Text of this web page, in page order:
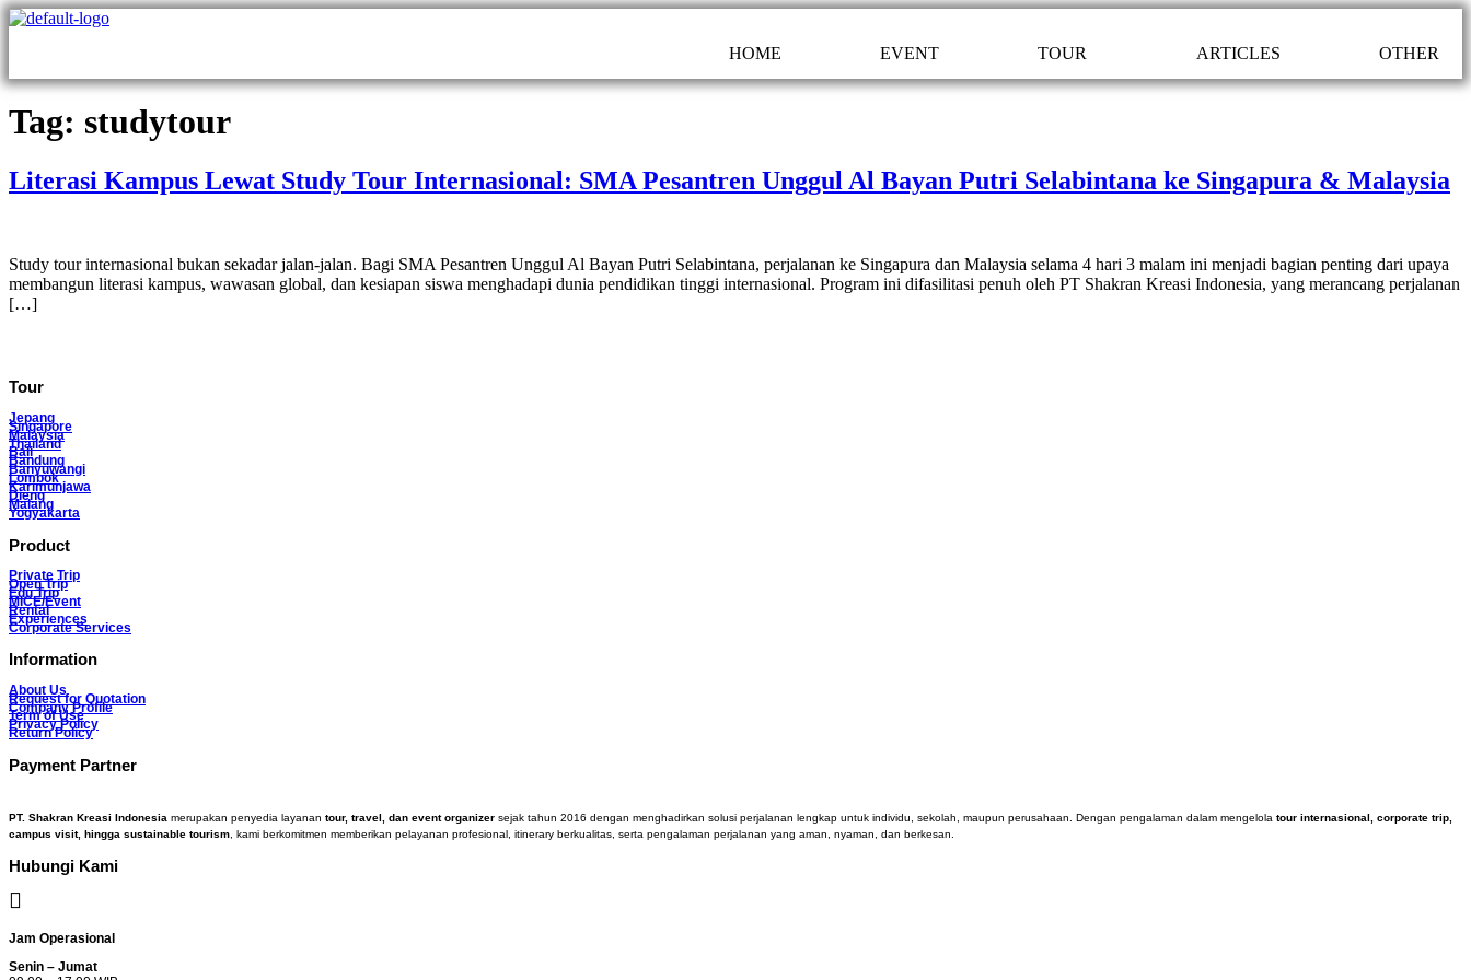
HOME EVENT TOUR ARTICLES OTHER
Tag: studytour
Literasi Kampus Lewat Study Tour Internasional: SMA Pesantren Unggul Al Bayan Putri Selabintana ke Singapura & Malaysia
Study tour internasional bukan sekadar jalan-jalan. Bagi SMA Pesantren Unggul Al Bayan Putri Selabintana, perjalanan ke Singapura dan Malaysia selama 4 hari 3 malam ini menjadi bagian penting dari upaya
membangun literasi kampus, wawasan global, dan kesiapan siswa menghadapi dunia pendidikan tinggi internasional. Program ini difasilitasi penuh oleh PT Shakran Kreasi Indonesia, yang merancang perjalanan
[…]
Tour
Jepang
Singapore
Malaysia
Thailand
Bali
Bandung
Banyuwangi
Lombok
Karimunjawa
Dieng
Malang
Yogyakarta
Product
Private Trip
Open Trip
Edu Trip
MICE/Event
Rental
Experiences
Corporate Services
Information
About Us
Request for Quotation
Company Profile
Term of Use
Privacy Policy
Return Policy
Payment Partner
PT. Shakran Kreasi Indonesia merupakan penyedia layanan tour, travel, dan event organizer sejak tahun 2016 dengan menghadirkan solusi perjalanan lengkap untuk individu, sekolah, maupun perusahaan. Dengan pengalaman dalam mengelola tour internasional, corporate trip,
campus visit, hingga sustainable tourism, kami berkomitmen memberikan pelayanan profesional, itinerary berkualitas, serta pengalaman perjalanan yang aman, nyaman, dan berkesan.
Hubungi Kami
Jam Operasional
Senin – Jumat